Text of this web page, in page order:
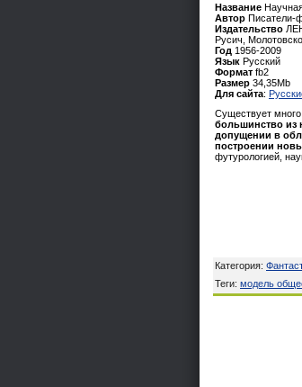
Название
Автор Писатели-
Издательство
Русич,
Год 1956-2009
Язык Русский
Формат fb2
Размер 34,35Mb
Для сайта:
Существует много
большинство из
допущении в
построении
футурологией,
Категория:
Теги: модель